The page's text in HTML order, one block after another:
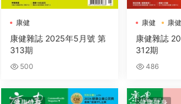
康健
康健雜誌 2025年5月號 第
313期
500
康健 康
康健雜誌
312期
486